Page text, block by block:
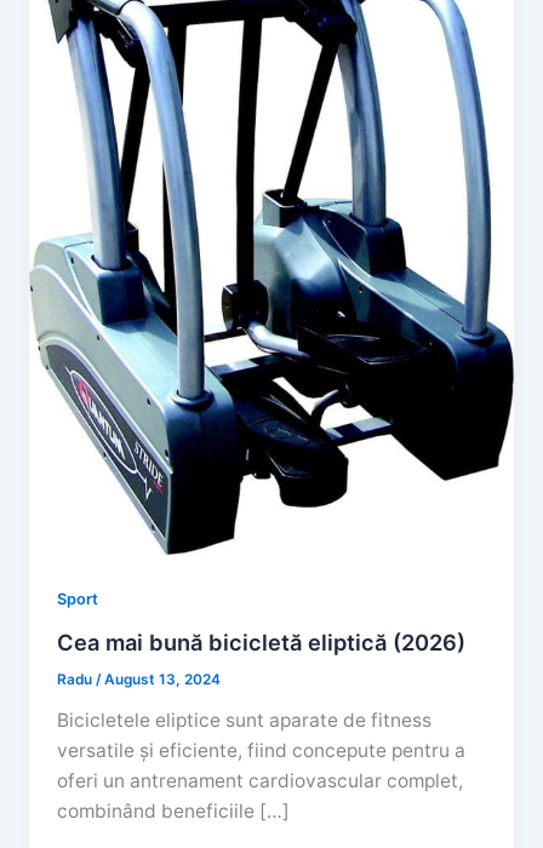
Sport
Cea mai bună bicicletă eliptică (2026)
Radu /August 13, 2024
Bicicletele eliptice sunt aparate de fitness
versatile și eficiente, fiind concepute pentru a
oferi un antrenament cardiovascular complet,
combinând beneficiile […]